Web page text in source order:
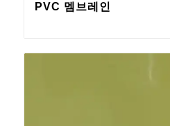
PVC 멤브레인